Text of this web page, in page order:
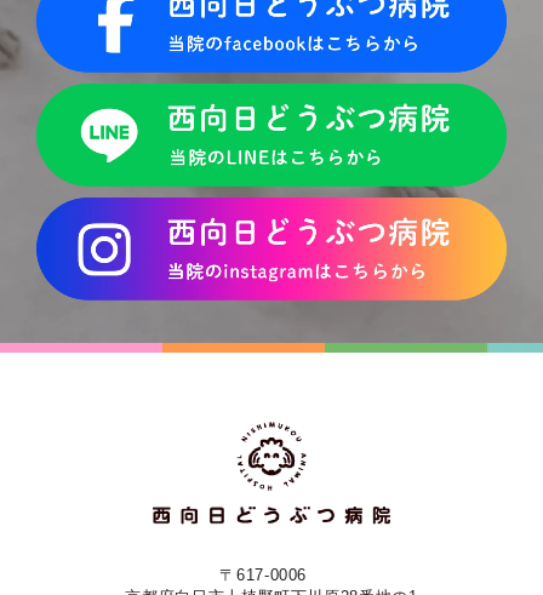
〒617-0006